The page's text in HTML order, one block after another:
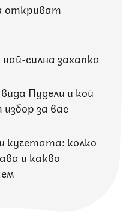
откриват
силна захапка
Пудели и кой
за вас
кучетата: колко
и какво